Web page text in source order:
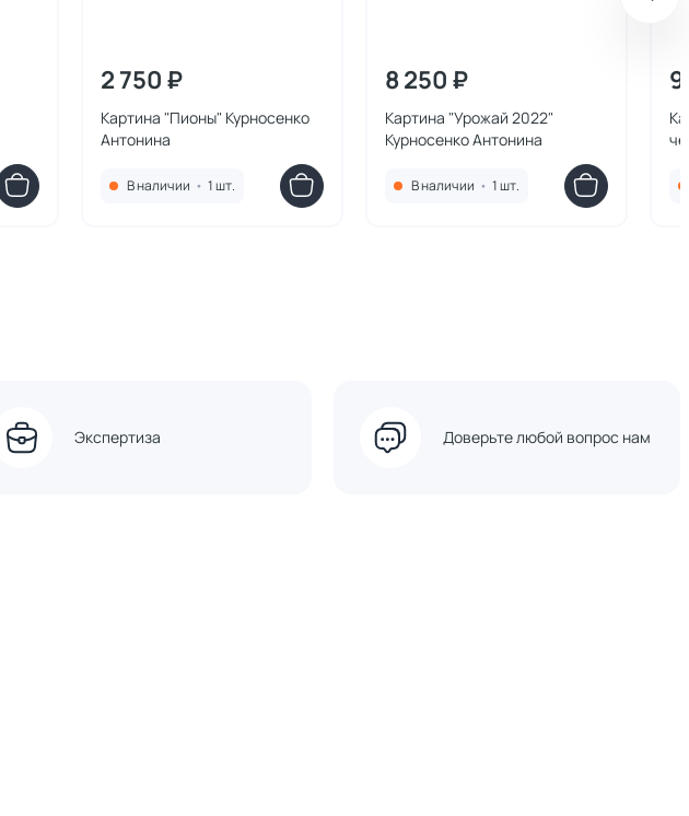
2 750 ₽
Картина "Пионы" Курносенко
Антонина
В наличии • 1 шт.
8 250 ₽
Картина "Урожай 2022"
Курносенко Антонина
В наличии • 1 шт.
Экспертиза Доверьте любой вопрос нам